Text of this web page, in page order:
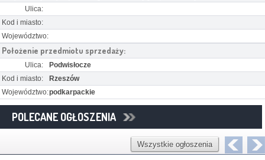
Ulica:
Kod i miasto:
Województwo:
Położenie przedmiotu sprzedaży:
Ulica:
Podwisłocze
Kod i miasto:
Rzeszów
Województwo:podkarpackie
POLECANE OGŁOSZENIA
Wszystkie ogłoszenia